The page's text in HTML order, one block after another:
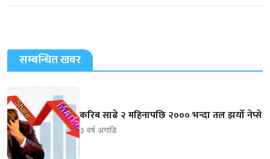
सम्बन्धित खबर
करिब साढे २ महिनापछि २००० भन्दा तल झर्यो नेप्से
३ वर्ष अगाडि